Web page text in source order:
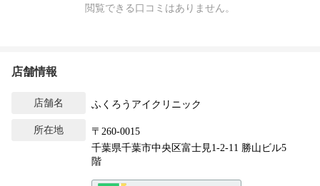
閲覧できる口コミはありません。
店舗情報
店舗名 ふくろうアイクリニック
所在地
〒260-0015
千葉県千葉市中央区富士見1-2-11 勝山ビル5
階